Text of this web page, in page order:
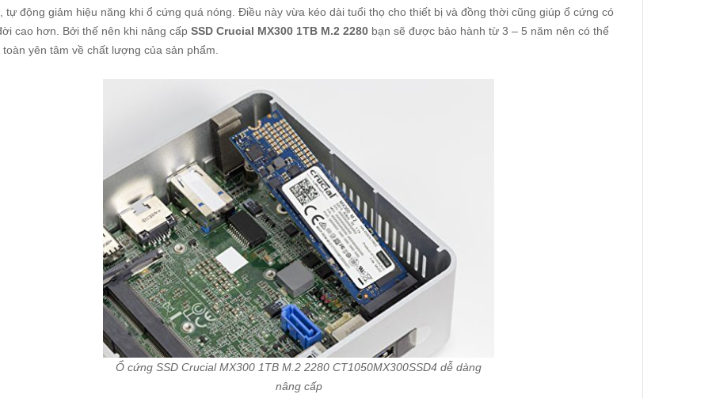
tự động giảm hiệu năng khi ổ cứng quá nóng. Điều này vừa kéo dài tuổi thọ cho thiết bị và đồng thời cũng giúp ổ cứng có
cao hơn. Bởi thế nên khi nâng cấp SSD Crucial MX300 1TB M.2 2280 bạn sẽ được bảo hành từ 3 – 5 năm nên có thể
toàn yên tâm về chất lượng của sản phẩm.
Ổ cứng SSD Crucial MX300 1TB M.2 2280 CT1050MX300SSD4 dễ dàng
nâng cấp